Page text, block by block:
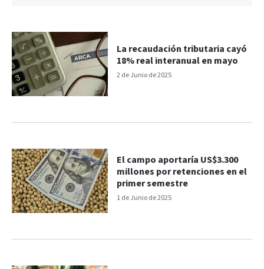
2 de Junio de 2025
La recaudación tributaria cayó
18% real interanual en mayo
1 de Junio de 2025
El campo aportaría US$3.300
millones por retenciones en el
primer semestre